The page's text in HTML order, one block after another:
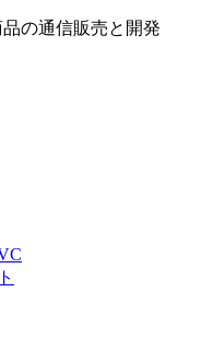
の通信販売と開発